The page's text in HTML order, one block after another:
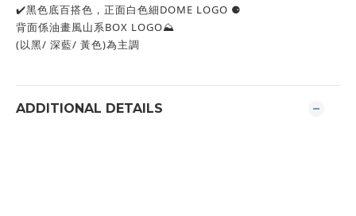
✔️黑色底百搭色，正面白色細DOME LOGO ⚈
背面係油畫風山系BOX LOGO⛰
(以黑/ 深藍/ 黃色)為主調
ADDITIONAL DETAILS